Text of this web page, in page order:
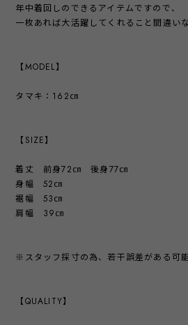
年中着回しのできるアイテムですので、
一枚あれば大活躍してくれること間違いな
【MODEL】
タマキ：162㎝
【SIZE】
着丈 前身72㎝ 後身77㎝
身幅 52㎝
裾幅 53㎝
肩幅 39㎝
※スタッフ採寸の為、若干誤差がある可能
【QUALITY】